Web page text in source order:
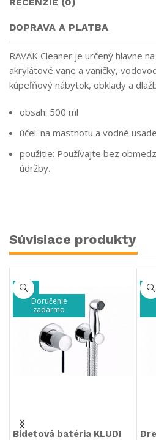
DOPRAVA A PLATBA
RAVAK Cleaner je určený hlavne
akrylátové vane a vaničky,
kúpeľňový nábytok, obklady a
obsah: 500 ml
účel: na mastnotu a vodné
použitie: Používajte bez
údržby.
Súvisiace produkty
-20%
Doručenie
zadarmo
batéria KLUDI L-